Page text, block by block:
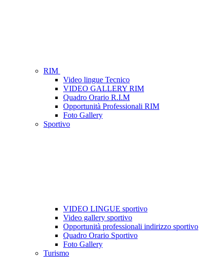
RIM
Video lingue Tecnico
VIDEO GALLERY RIM
Quadro Orario R.I.M
Opportunità Professionali RIM
Foto Gallery
Sportivo
VIDEO LINGUE sportivo
Video gallery sportivo
Opportunità professionali indirizzo sportivo
Quadro Orario Sportivo
Foto Gallery
Turismo